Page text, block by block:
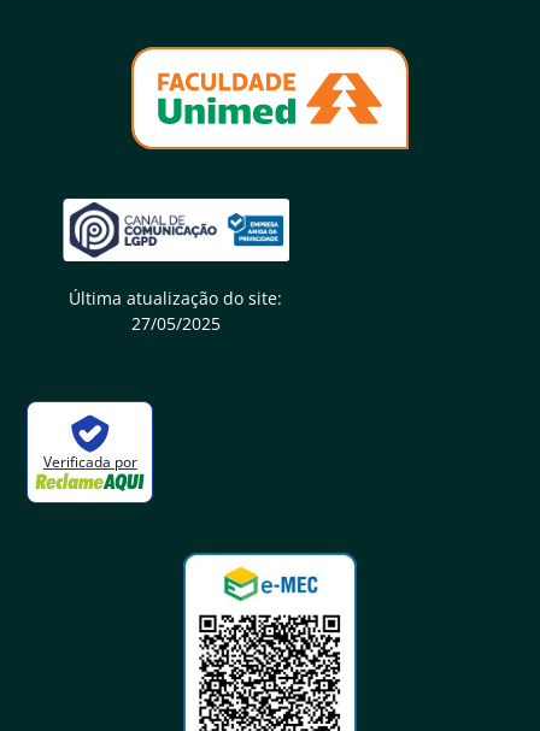
Última atualização do site:
27/05/2025
Verificada por